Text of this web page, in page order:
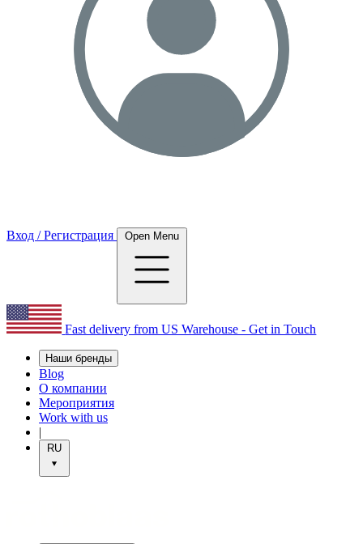
Вход / Регистрация Open Menu
Fast delivery from US Warehouse - Get in Touch
Наши бренды
Blog
О компании
Мероприятия
Work with us
|
RU